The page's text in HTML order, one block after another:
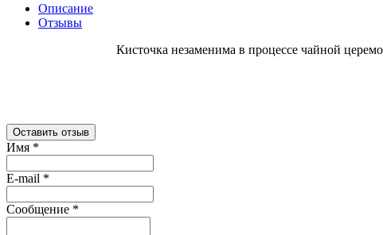
Описание
Отзывы
Кисточка незаменима в процессе чайной
Оставить отзыв
Имя *
E-mail *
Сообщение *